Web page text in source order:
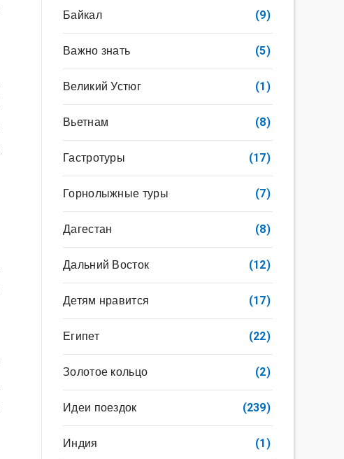
Байкал (9)
Важно знать (5)
Великий Устюг (1)
Вьетнам (8)
Гастротуры (17)
Горнолыжные туры (7)
Дагестан (8)
Дальний Восток (12)
Детям нравится (17)
Египет (22)
Золотое кольцо (2)
Идеи поездок (239)
Индия (1)